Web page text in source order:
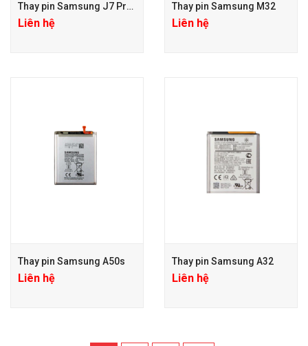
Thay pin Samsung J7 Pro, J7 Prime
Liên hệ
Thay pin Samsung M32
Liên hệ
Thay pin Samsung A50s
Liên hệ
Thay pin Samsung A32
Liên hệ